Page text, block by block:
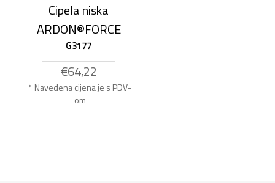
Cipela niska
ARDON®FORCE
G3177
€64,22
* Navedena cijena je s PDV-
om